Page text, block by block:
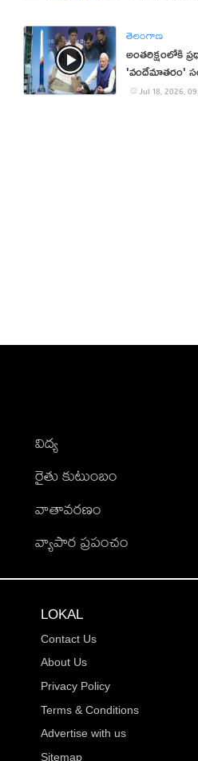
తెలంగాణ
అంతరిక్షంలోకి
'వందేమాతరం'
Jul 18, 2026,
విద్య
రైతు కుటుంబం
వాతావరణం
వ్యాపార ప్రపంచం
LOKAL
Contact Us
About Us
Privacy Policy
Terms & Conditions
Advertise with us
Sitemap